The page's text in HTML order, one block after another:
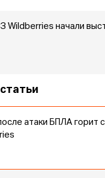
Wildberries начали
атаки БПЛА горит